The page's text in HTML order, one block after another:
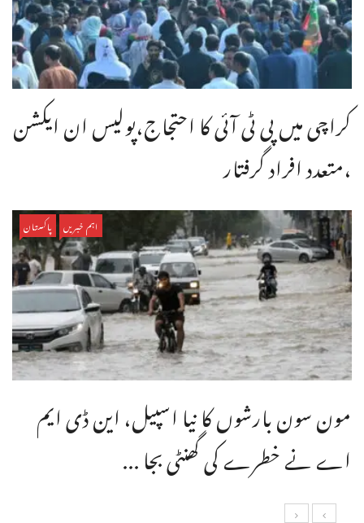
کراچی میں پی ٹی آئی کا احتجاج،پولیس ان ایکشن
،متعدد افراد گرفتار
اہم خبریں پاکستان
مون سون بارشوں کا نیا اسپیل، این ڈی ایم
اے نے خطرے کی گھنٹی بجا ...